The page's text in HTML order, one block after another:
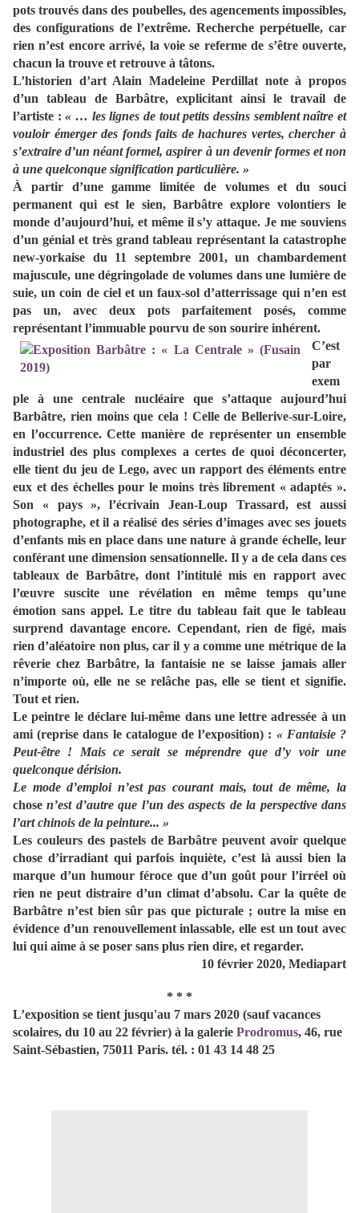
pots trouvés dans des poubelles, des agencements impossibles,
des configurations de l’extrême. Recherche perpétuelle, car
rien n’est encore arrivé, la voie se referme de s’être ouverte,
chacun la trouve et retrouve à tâtons.
L’historien d’art Alain Madeleine Perdillat note à propos
d’un tableau de Barbâtre, explicitant ainsi le travail de
l’artiste :«… les lignes de tout petits dessins semblent naître et
vouloir émerger des fonds faits de hachures vertes, chercher à
s’extraire d’un néant formel, aspirer à un devenir formes et non
à une quelconque signification particulière. »
À partir d’une gamme limitée de volumes et du souci
permanent qui est le sien, Barbâtre explore volontiers le
monde d’aujourd’hui, et même il s’y attaque. Je me souviens
d’un génial et très grand tableau représentant la catastrophe
new-yorkaise du 11 septembre 2001, un chambardement
majuscule, une dégringolade de volumes dans une lumière de
suie, un coin de ciel et un faux-sol d’atterrissage qui n’en est
pas un, avec deux pots parfaitement posés, comme
représentant l’immuable pourvu de son sourire inhérent.
C’est
par
exem
ple à une centrale nucléaire que s’attaque aujourd’hui
Barbâtre, rien moins que cela ! Celle de Bellerive-sur-Loire,
en l’occurrence. Cette manière de représenter un ensemble
industriel des plus complexes a certes de quoi déconcerter,
elle tient du jeu de Lego, avec un rapport des éléments entre
eux et des échelles pour le moins très librement « adaptés ».
Son « pays », l’écrivain Jean-Loup Trassard, est aussi
photographe, et il a réalisé des séries d’images avec ses jouets
d’enfants mis en place dans une nature à grande échelle, leur
conférant une dimension sensationnelle. Il y a de cela dans ces
tableaux de Barbâtre, dont l’intitulé mis en rapport avec
l’œuvre suscite une révélation en même temps qu’une
émotion sans appel. Le titre du tableau fait que le tableau
surprend davantage encore. Cependant, rien de figé, mais
rien d’aléatoire non plus, car il y a comme une métrique de la
rêverie chez Barbâtre, la fantaisie ne se laisse jamais aller
n’importe où, elle ne se relâche pas, elle se tient et signifie.
Tout et rien.
Le peintre le déclare lui-même dans une lettre adressée à un
ami (reprise dans le catalogue de l’exposition) : « Fantaisie ?
Peut-être ! Mais ce serait se méprendre que d’y voir une
quelconque dérision.
Le mode d’emploi n’est pas courant mais, tout de même, la
chose n’est d’autre que l’un des aspects de la perspective dans
l’art chinois de la peinture... »
Les couleurs des pastels de Barbâtre peuvent avoir quelque
chose d’irradiant qui parfois inquiète, c’est là aussi bien la
marque d’un humour féroce que d’un goût pour l’irréel où
rien ne peut distraire d’un climat d’absolu. Car la quête de
Barbâtre n’est bien sûr pas que picturale ; outre la mise en
évidence d’un renouvellement inlassable, elle est un tout avec
lui qui aime à se poser sans plus rien dire, et regarder.
10 février 2020, Mediapart
* * *
L’exposition se tient jusqu'au 7 mars 2020 (sauf vacances
scolaires, du 10 au 22 février) à la galerie Prodromus, 46, rue
Saint-Sébastien, 75011 Paris. tél. : 01 43 14 48 25